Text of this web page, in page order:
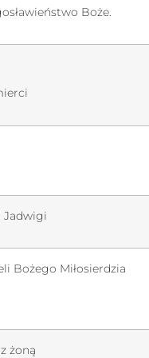
Boże.
Jadwigi
Bożego Miłosierdzia
żoną